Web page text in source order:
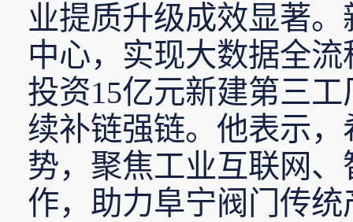
业提质升级成效显著
中心，实现大数据全
投资15亿元新建第三
续补链强链。他表示
势，聚焦工业互联网
作，助力阜宁阀门传